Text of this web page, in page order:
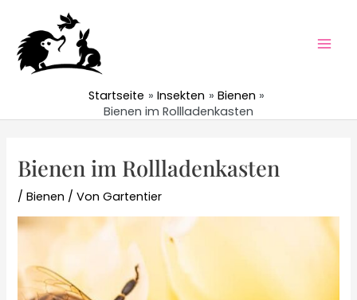
springen
Startseite Insekten
Bienen
Bienen im Rollladenkasten
Bienen im Rollladenkasten
/Bienen / VonGartentier